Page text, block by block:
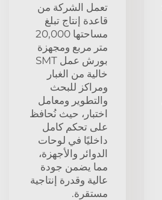
تعمل الشركة من
قاعدة إنتاج تبلغ
مساحتها 20,000
متر مربع ومجهزة
بورش عمل SMT
خالية من الغبار
ومراكز للبحث
والتطوير ومعامل
اختبار، حيث نُحافظ
على تحكم كامل
داخليًا في لوحات
الدوائر والأجهزة،
مما يضمن جودة
عالية وقدرة إنتاجية
مستقرة.